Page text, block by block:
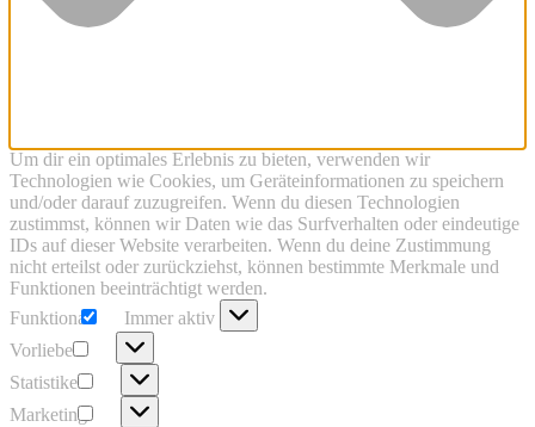
Um dir ein optimales Erlebnis zu bieten, verwenden wir
Technologien wie Cookies, um Geräteinformationen zu speichern
und/oder darauf zuzugreifen. Wenn du diesen Technologien
zustimmst, können wir Daten wie das Surfverhalten oder eindeutige
IDs auf dieser Website verarbeiten. Wenn du deine Zustimmung
nicht erteilst oder zurückziehst, können bestimmte Merkmale und
Funktionen beeinträchtigt werden.
Funktional
Funktional
Immer aktiv
Vorlieben
Vorlieben
Statistiken Statistiken
Marketing Marketing